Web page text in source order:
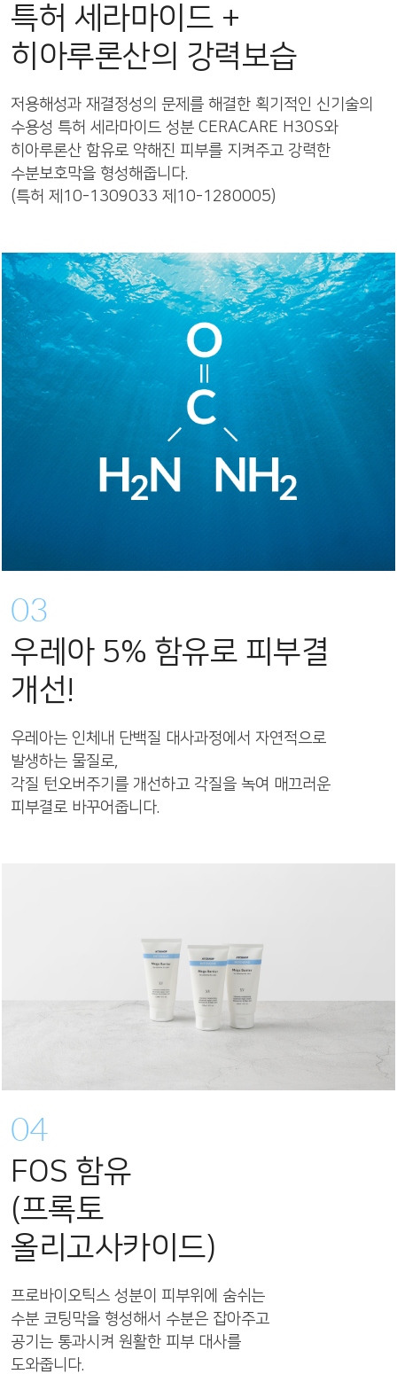
특허 세라마이드 +
히아루론산의 강력보습
저용해성과 재결정성의 문제를 해결한 획기적인 신기술의
수용성 특허 세라마이드 성분 CERACARE H30S와
히아루론산 함유로 약해진 피부를 지켜주고 강력한
수분보호막을 형성해줍니다.
(특허 제10-1309033 제10-1280005)
03
우레아 5% 함유로 피부결
개선!
우레아는 인체내 단백질 대사과정에서 자연적으로
발생하는 물질로,
각질 턴오버주기를 개선하고 각질을 녹여 매끄러운
피부결로 바꾸어줍니다.
04
FOS 함유
(프록토
올리고사카이드)
프로바이오틱스 성분이 피부위에 숨쉬는
수분 코팅막을 형성해서 수분은 잡아주고
공기는 통과시켜 원활한 피부 대사를
도와줍니다.